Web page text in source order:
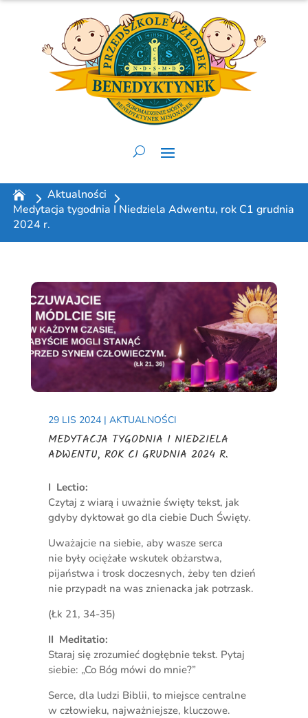
Aktualności
Medytacja tygodnia I Niedziela Adwentu, rok C1 grudnia
2024 r.
29 LIS 2024| AKTUALNOŚCI
MEDYTACJA TYGODNIA I NIEDZIELA
ADWENTU, ROK C1 GRUDNIA 2024 R.
I Lectio:
Czytaj z wiarą i uważnie święty tekst, jak
gdyby dyktował go dla ciebie Duch Święty.
Uważajcie na siebie, aby wasze serca
nie były ociężałe wskutek obżarstwa,
pijaństwa i trosk doczesnych, żeby ten dzień
nie przypadł na was znienacka jak potrzask.
(Łk 21, 34-35)
II Meditatio:
Staraj się zrozumieć dogłębnie tekst. Pytaj
siebie: „Co Bóg mówi do mnie?”
Serce, dla ludzi Biblii, to miejsce centralne
w człowieku, najważniejsze, kluczowe.